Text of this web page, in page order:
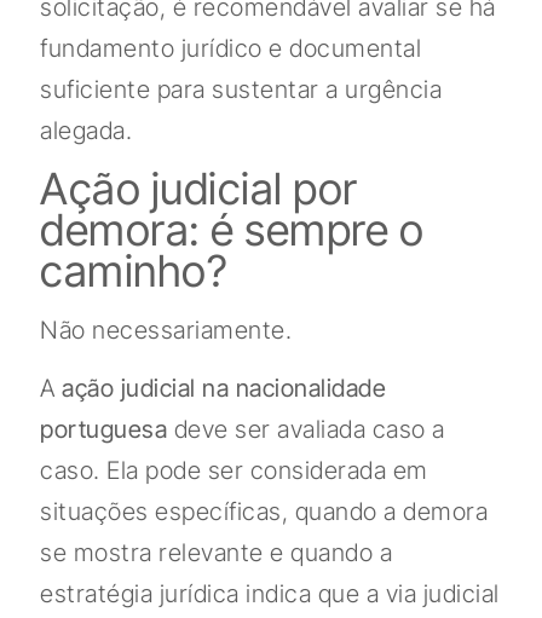
solicitação, é recomendável avaliar se há
fundamento jurídico e documental
suficiente para sustentar a urgência
alegada.
Ação judicial por
demora: é sempre o
caminho?
Não necessariamente.
A ação judicial na nacionalidade
portuguesa deve ser avaliada caso a
caso. Ela pode ser considerada em
situações específicas, quando a demora
se mostra relevante e quando a
estratégia jurídica indica que a via judicial